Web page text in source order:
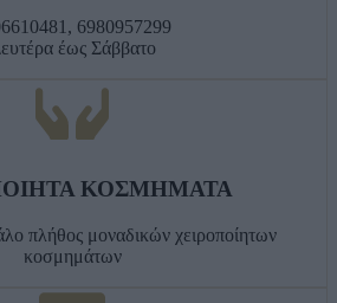
6980957299
έως Σάββατο
ΚΟΣΜΗΜΑΤΑ
πλήθος μοναδικών χειροποίητων
κοσμημάτων